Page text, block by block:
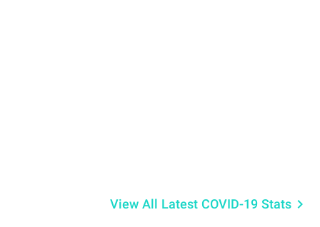
View All Latest COVID-19 Stats keyboard_arrow_right